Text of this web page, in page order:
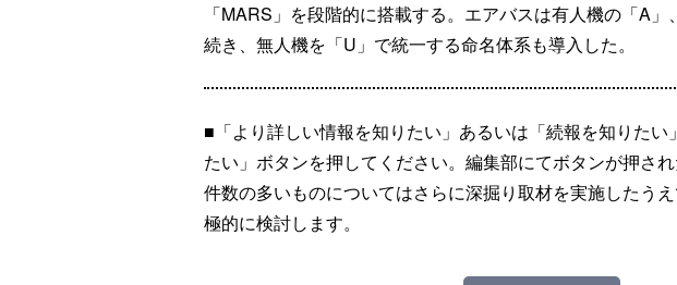
「MARS」を段階的に搭載する。エアバスは有人機の「A
続き、無人機を「U」で統一する命名体系も導入した。
■「より詳しい情報を知りたい」あるいは「続報を知りたい
たい」ボタンを押してください。編集部にてボタンが押され
件数の多いものについてはさらに深掘り取材を実施したう
極的に検討します。